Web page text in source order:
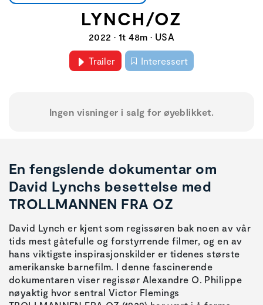
LYNCH/OZ
2022 • 1t 48m • USA
Trailer Interessert
Ingen visninger i salg for øyeblikket.
En fengslende dokumentar om
David Lynchs besettelse med
TROLLMANNEN FRA OZ
David Lynch er kjent som regissøren bak noen av vår
tids mest gåtefulle og forstyrrende filmer, og en av
hans viktigste inspirasjonskilder er tidenes største
amerikanske barnefilm. I denne fascinerende
dokumentaren viser regissør Alexandre O. Philippe
nøyaktig hvor sentral Victor Flemings